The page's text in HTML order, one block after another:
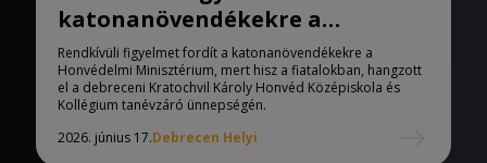
katonanövendékekre a
Honvédelmi Minisztérium
Rendkívüli figyelmet fordít a katonanövendékekre a
Honvédelmi Minisztérium, mert hisz a fiatalokban, hangzott
el a debreceni Kratochvil Károly Honvéd Középiskola és
Kollégium tanévzáró ünnepségén.
2026. június 17.Debrecen Helyi